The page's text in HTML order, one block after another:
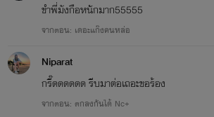
ขำพี่มังกือหนักมาก55555
จากตอน: เดอะแก๊งคนหล่อ
Niparat
กรี๊ดดดดดด รีบมาต่อเถอะขอร้อง
จากตอน: ตกลงกันได้ Nc+